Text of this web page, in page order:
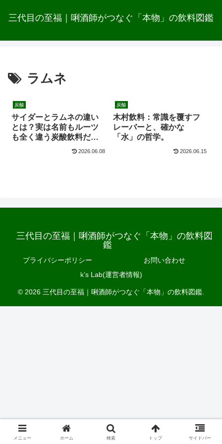
三代目の至福｜唎酒師がつなぐ「本物」の飲料図鑑
ラムネ
炭酸
サイダーとラムネの違い
とは？実は名前もルーツ
も全く違う炭酸飲料だっ
2026.06.08
炭酸
木村飲料：常識を覆すフ
レーバーと、確かな
「水」の哲学。
2026.06.15
三代目の至福｜唎酒師がつなぐ「本物」の飲料図
鑑
プライバシーポリシー
お問い合わせ
k’s Lab(運営者情報)
© 2026 三代目の至福｜唎酒師がつなぐ「本物」の飲料図鑑.
メニュー ホーム 検索 トップ サイドバー